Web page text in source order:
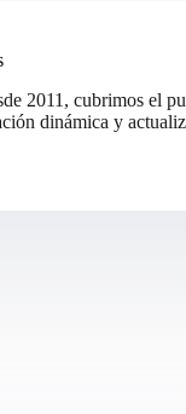
2011, cubrimos el
dinámica y